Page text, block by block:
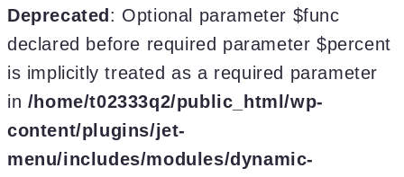
Deprecated : Optional parameter $func
declared before required parameter $percent
is implicitly treated as a required parameter
in /home/t02333q2/public_html/wp-
content/plugins/jet-
menu/includes/modules/dynamic-